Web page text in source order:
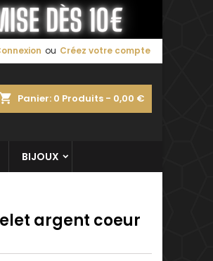
ou Créez votre compte
shopping_cart Panier: 0 Produits - 0,00 €
BIJOUX
argent coeur